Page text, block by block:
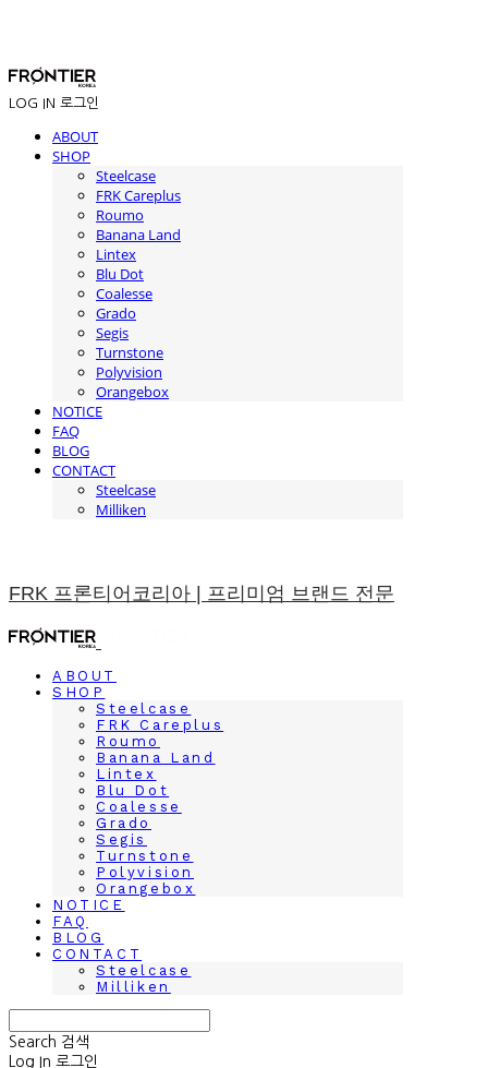
LOG IN 로그인
ABOUT
SHOP
Steelcase
FRK Careplus
Roumo
Banana Land
Lintex
Blu Dot
Coalesse
Grado
Segis
Turnstone
Polyvision
Orangebox
NOTICE
FAQ
BLOG
CONTACT
Steelcase
Milliken
FRK 프론티어코리아 | 프리미엄 브랜드 전문
ABOUT
SHOP
Steelcase
FRK Careplus
Roumo
Banana Land
Lintex
Blu Dot
Coalesse
Grado
Segis
Turnstone
Polyvision
Orangebox
NOTICE
FAQ
BLOG
CONTACT
Steelcase
Milliken
Search 검색
Log In 로그인